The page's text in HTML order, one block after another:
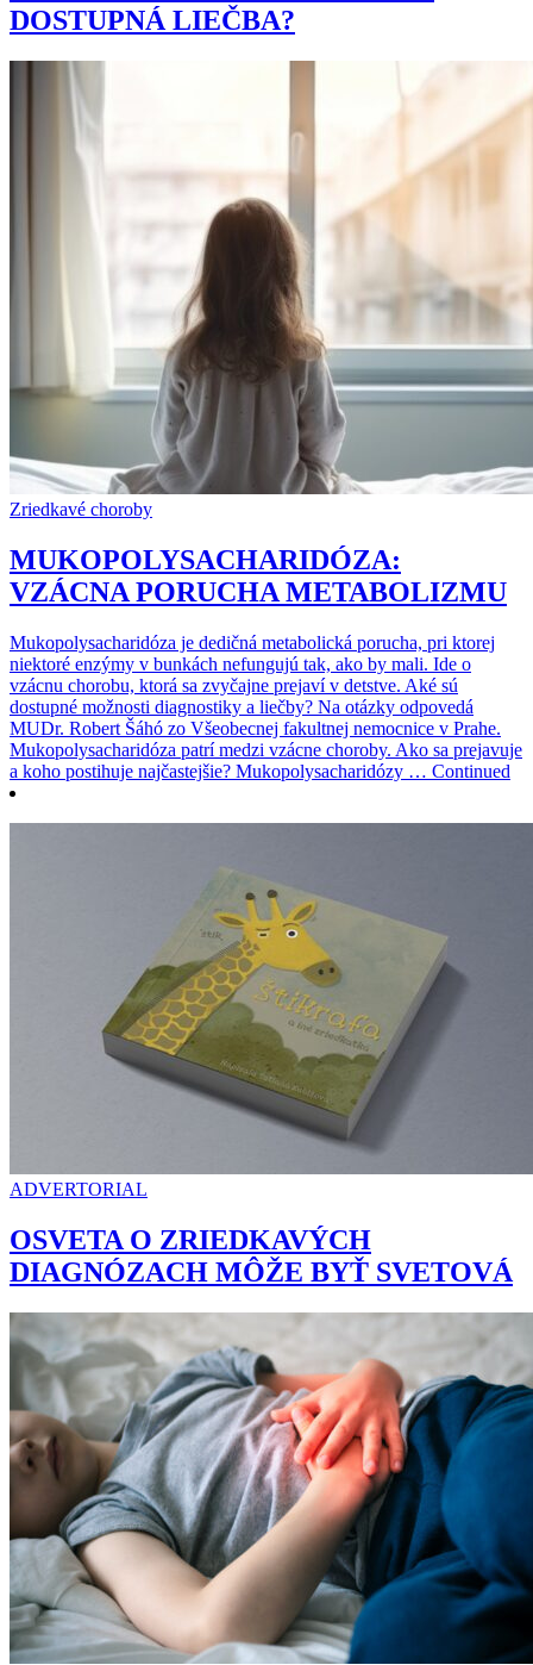
DOSTUPNÁ LIEČBA?
Zriedkavé choroby
MUKOPOLYSACHARIDÓZA:
VZÁCNA PORUCHA METABOLIZMU
Mukopolysacharidóza je dedičná metabolická porucha, pri ktorej
niektoré enzýmy v bunkách nefungujú tak, ako by mali. Ide o
vzácnu chorobu, ktorá sa zvyčajne prejaví v detstve. Aké sú
dostupné možnosti diagnostiky a liečby? Na otázky odpovedá
MUDr. Robert Šáhó zo Všeobecnej fakultnej nemocnice v Prahe.
Mukopolysacharidóza patrí medzi vzácne choroby. Ako sa prejavuje
a koho postihuje najčastejšie? Mukopolysacharidózy … Continued
ADVERTORIAL
OSVETA O ZRIEDKAVÝCH
DIAGNÓZACH MÔŽE BYŤ SVETOVÁ